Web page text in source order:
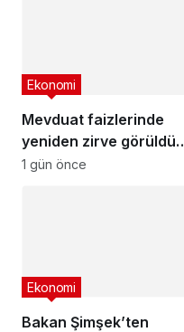
Mevduat faizlerinde
yeniden zirve görüldü :
3 milyon liranın aylık
Ekonomi
1 gün önce
Bakan Şimşek’ten
Ekonomi